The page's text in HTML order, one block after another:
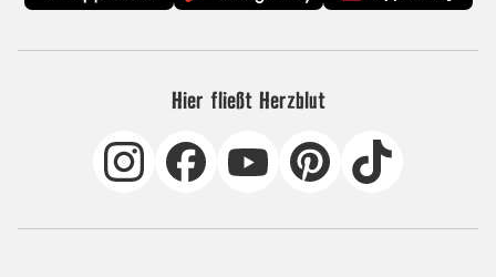
Hier fließt Herzblut